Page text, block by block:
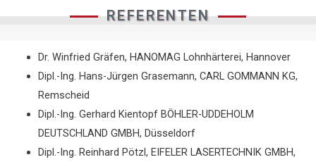
REFERENTEN
Dr. Winfried Gräfen, HANOMAG Lohnhärterei, Hannover
Dipl.-Ing. Hans-Jürgen Grasemann, CARL GOMMANN KG,
Remscheid
Dipl.-Ing. Gerhard Kientopf BÖHLER-UDDEHOLM
DEUTSCHLAND GMBH, Düsseldorf
Dipl.-Ing. Reinhard Pötzl, EIFELER LASERTECHNIK GMBH,